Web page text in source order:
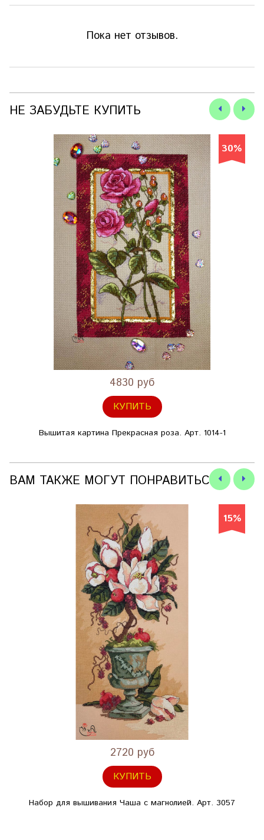
Пока нет отзывов.
НЕ ЗАБУДЬТЕ КУПИТЬ
30%
4830 руб
КУПИТЬ
Вышитая картина Прекрасная роза. Арт. 1014-1
ВАМ ТАКЖЕ МОГУТ ПОНРАВИТЬСЯ
15%
2720 руб
КУПИТЬ
Набор для вышивания Чаша с магнолией. Арт. 3057